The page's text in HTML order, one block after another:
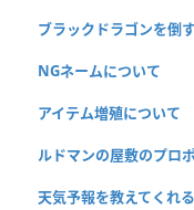
ブラックドラゴンを倒
NGネームについて
アイテム増殖について
ルドマンの屋敷のプロ
天気予報を教えてくれ